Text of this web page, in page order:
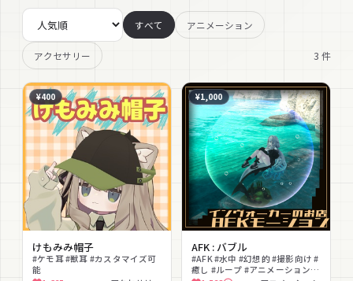
すべて アニメーション
アクセサリー 3 件
¥400
けもみみ帽子
#ケモ耳 #獣耳 #カスタマイズ可
能
¥1,000
AFK : バブル
#AFK #水中 #幻想的 #撮影向け #
癒し #ループ #アニメーション